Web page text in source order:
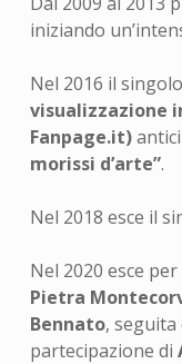
iniziando
Nel 2016 il singolo
visualizzazione
Fanpage.it)
morissi d’arte”.
Nel 2018 esce il
Nel 2020 esce
Pietra
Bennato, seguita
partecipazione di